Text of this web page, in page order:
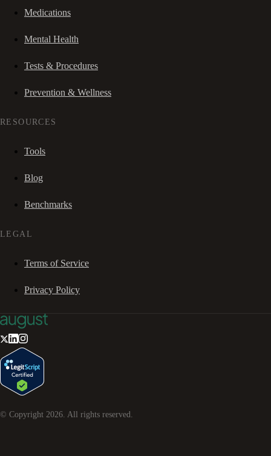
Medications
Mental Health
Tests & Procedures
Prevention & Wellness
RESOURCES
Tools
Blog
Benchmarks
LEGAL
Terms of Service
Privacy Policy
© Copyright 2026 . All rights reserved.